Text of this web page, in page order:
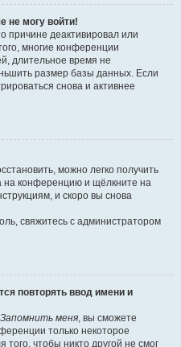
не могу войти!
причине деактивировал или
многие конференции
длительное время не
размер базы данных. Если
снова и активнее
можно легко получить
на конференцию и щёлкните на
и скоро вы снова
свяжитесь с администратором
повторять ввод имени и
Запомнить меня, вы сможете
только некоторое
чтобы никто другой не смог